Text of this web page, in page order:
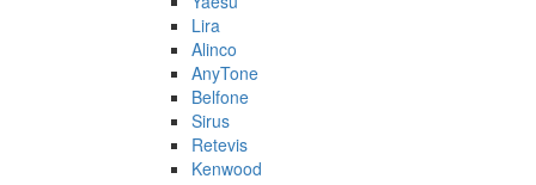
Lira
Alinco
AnyTone
Belfone
Sirus
Retevis
Kenwood